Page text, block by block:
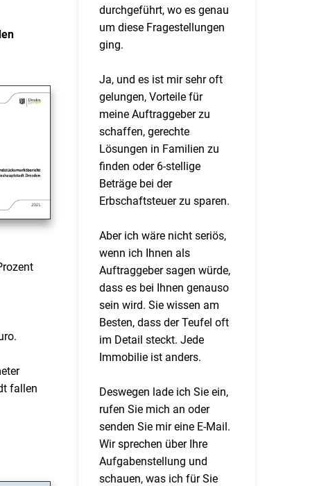
fallen
durchgeführt, wo es genau
um diese Fragestellungen
ging.
Ja, und es ist mir sehr oft
gelungen, Vorteile für
meine Auftraggeber zu
schaffen, gerechte
Lösungen in Familien zu
finden oder 6-stellige
Beträge bei der
Erbschaftsteuer zu sparen.
Aber ich wäre nicht seriös,
wenn ich Ihnen als
Auftraggeber sagen würde,
dass es bei Ihnen genauso
sein wird. Sie wissen am
Besten, dass der Teufel oft
im Detail steckt. Jede
Immobilie ist anders.
Deswegen lade ich Sie ein,
rufen Sie mich an oder
senden Sie mir eine E-Mail.
Wir sprechen über Ihre
Aufgabenstellung und
schauen, was ich für Sie